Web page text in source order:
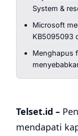
System &
Microsoft
KB5095093
Menghapus
Telset.id –
mendapati